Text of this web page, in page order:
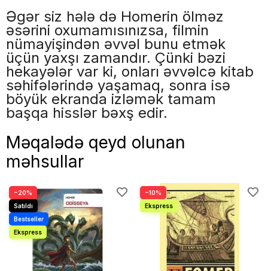
Əgər siz hələ də Homerin ölməz
əsərini oxumamısınızsa, filmin
nümayişindən əvvəl bunu etmək
üçün yaxşı zamandır. Çünki bəzi
hekayələr var ki, onları əvvəlcə kitab
səhifələrində yaşamaq, sonra isə
böyük ekranda izləmək tamam
başqa hisslər bəxş edir.
Məqalədə qeyd olunan
məhsullar
−20% −10%